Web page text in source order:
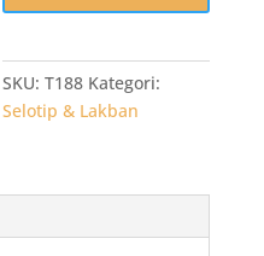
MAX
45mm
yard)
SKU:T188 Kategori:
Selotip & Lakban